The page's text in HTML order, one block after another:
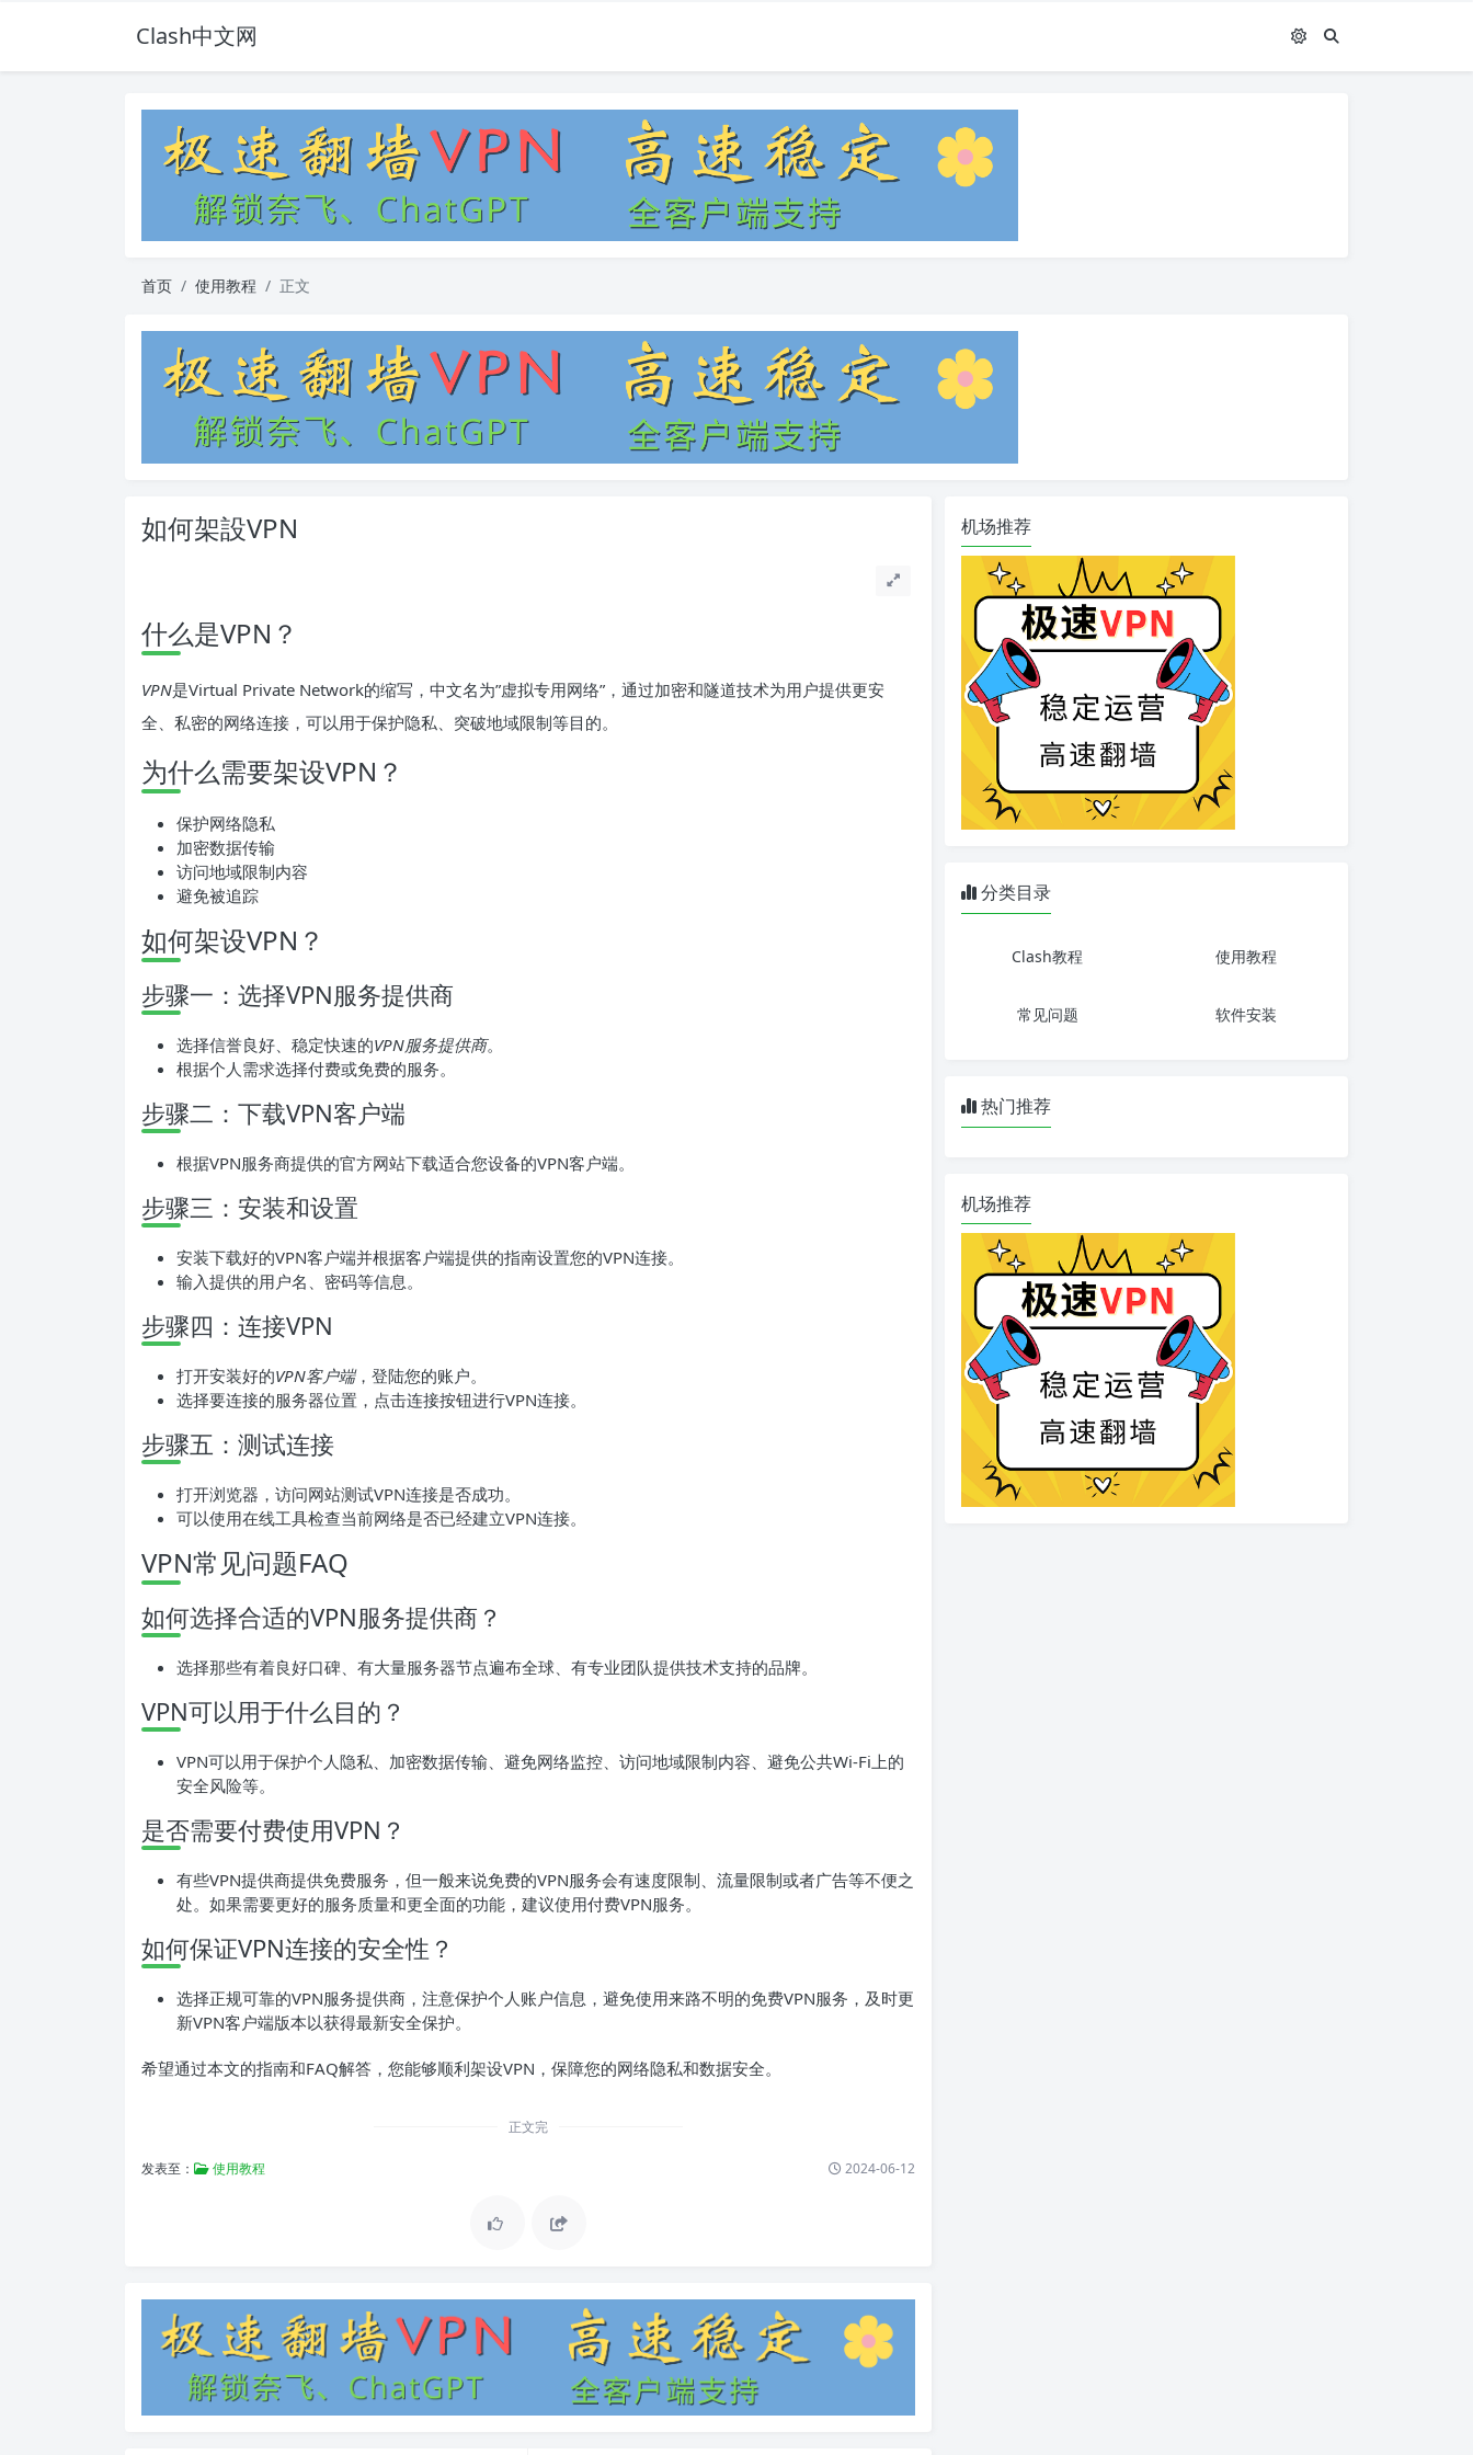
Clash中文网
首页 使用教程 正文
如何架設VPN
什么是VPN？
VPN是Virtual Private Network的缩写，中文名为”虚拟专用网络”，通过加密和隧道技术为用户提供更安
全、私密的网络连接，可以用于保护隐私、突破地域限制等目的。
为什么需要架设VPN？
保护网络隐私
加密数据传输
访问地域限制内容
避免被追踪
如何架设VPN？
步骤一：选择VPN服务提供商
选择信誉良好、稳定快速的VPN服务提供商。
根据个人需求选择付费或免费的服务。
步骤二：下载VPN客户端
根据VPN服务商提供的官方网站下载适合您设备的VPN客户端。
步骤三：安装和设置
安装下载好的VPN客户端并根据客户端提供的指南设置您的VPN连接。
输入提供的用户名、密码等信息。
步骤四：连接VPN
打开安装好的VPN客户端，登陆您的账户。
选择要连接的服务器位置，点击连接按钮进行VPN连接。
步骤五：测试连接
打开浏览器，访问网站测试VPN连接是否成功。
可以使用在线工具检查当前网络是否已经建立VPN连接。
VPN常见问题FAQ
如何选择合适的VPN服务提供商？
选择那些有着良好口碑、有大量服务器节点遍布全球、有专业团队提供技术支持的品牌。
VPN可以用于什么目的？
VPN可以用于保护个人隐私、加密数据传输、避免网络监控、访问地域限制内容、避免公共Wi-Fi上的
安全风险等。
是否需要付费使用VPN？
有些VPN提供商提供免费服务，但一般来说免费的VPN服务会有速度限制、流量限制或者广告等不便之
处。如果需要更好的服务质量和更全面的功能，建议使用付费VPN服务。
如何保证VPN连接的安全性？
选择正规可靠的VPN服务提供商，注意保护个人账户信息，避免使用来路不明的免费VPN服务，及时更
新VPN客户端版本以获得最新安全保护。
希望通过本文的指南和FAQ解答，您能够顺利架设VPN，保障您的网络隐私和数据安全。
正文完
发表至： 使用教程 2024-06-12
机场推荐
分类目录
Clash教程 使用教程
常见问题 软件安装
热门推荐
机场推荐